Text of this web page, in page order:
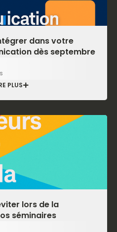
dans votre
dès septembre
PLUS
lors de la
séminaires